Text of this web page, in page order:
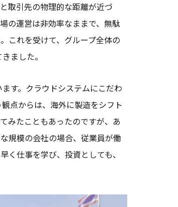
取引先の物理的な距離が近づ
の運営は非効率なままで、無駄
これを受けて、グループ全体の
ました。
す。クラウドシステムにこだわ
点からは、海外に製造をシフト
みたこともあったのですが、あ
規模の会社の場合、従業員が働
く仕事を学び、投資としても、